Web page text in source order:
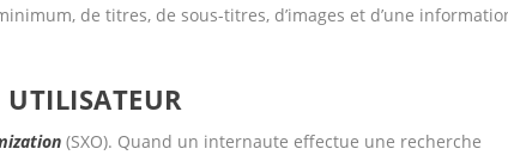
de titres, de sous-titres, d’images et d’une
UTILISATEUR
(SXO). Quand un internaute effectue une recherche